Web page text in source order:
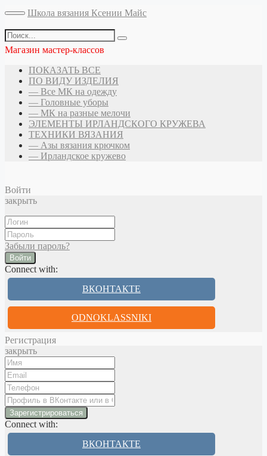
Школа вязания Ксении Майс
Магазин мастер-классов
ПОКАЗАТЬ ВСЕ
ПО ВИДУ ИЗДЕЛИЯ
— Все МК на одежду
— Головные уборы
— МК на разные мелочи
ЭЛЕМЕНТЫ ИРЛАНДСКОГО КРУЖЕВА
ТЕХНИКИ ВЯЗАНИЯ
— Азы вязания крючком
— Ирландское кружево
Войти
закрыть
Забыли пароль?
Войти
Connect with:
ВКОНТАКТЕ
ODNOKLASSNIKI
Регистрация
закрыть
Connect with:
ВКОНТАКТЕ